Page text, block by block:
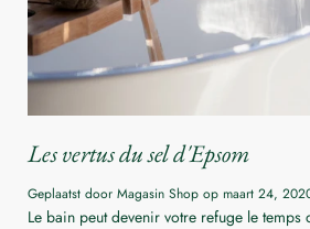
Les vertus du sel d'Epsom
Geplaatst door Magasin Shop op maart 24,
Le bain peut devenir votre refuge le temps